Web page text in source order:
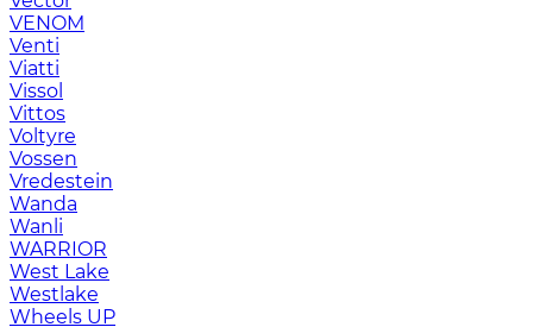
VENOM
Venti
Viatti
Vissol
Vittos
Voltyre
Vossen
Vredestein
Wanda
Wanli
WARRIOR
West Lake
Westlake
Wheels UP